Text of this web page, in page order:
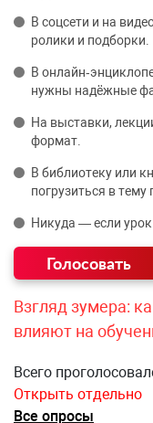
В соцсети и на
ролики и подборки.
В
нужны надёжные
На выставки,
формат.
В библиотеку или
погрузиться в тему
Никуда — если
Взгляд зумера:
влияют на
Всего
Открыть отдельно
Все опросы